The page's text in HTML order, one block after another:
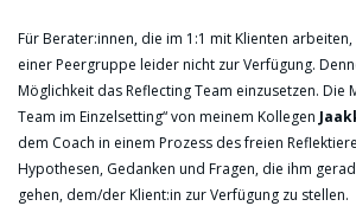
Für Berater:innen, die im 1:1 mit Klienten arbeiten,
einer Peergruppe leider nicht zur Verfügung.
Möglichkeit das Reflecting Team einzusetzen. Die
Team im Einzelsetting“ von meinem Kollegen
dem Coach in einem Prozess des freien
Hypothesen, Gedanken und Fragen, die ihm
gehen, dem/der Klient:in zur Verfügung zu stellen.